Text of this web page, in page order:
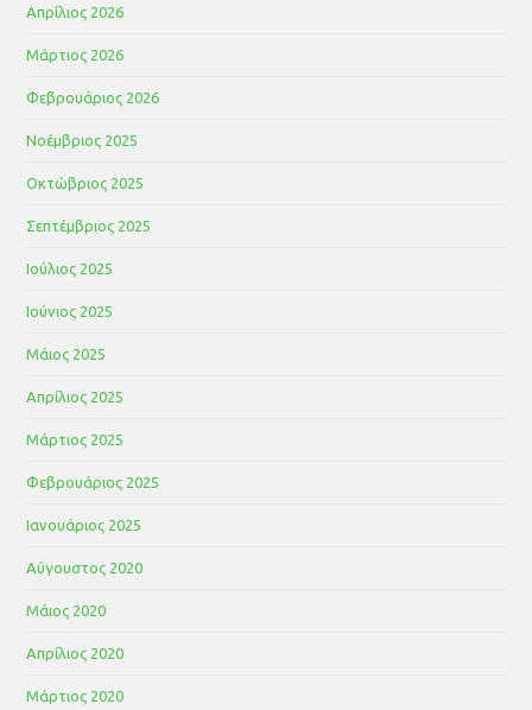
Απρίλιος 2026
Μάρτιος 2026
Φεβρουάριος 2026
Νοέμβριος 2025
Οκτώβριος 2025
Σεπτέμβριος 2025
Ιούλιος 2025
Ιούνιος 2025
Μάιος 2025
Απρίλιος 2025
Μάρτιος 2025
Φεβρουάριος 2025
Ιανουάριος 2025
Αύγουστος 2020
Μάιος 2020
Απρίλιος 2020
Μάρτιος 2020